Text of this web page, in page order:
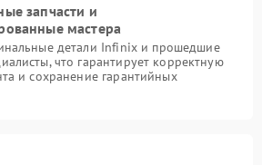
запчасти и
мастера
детали Infinix и прошедшие
что гарантирует корректную
и сохранение гарантийных